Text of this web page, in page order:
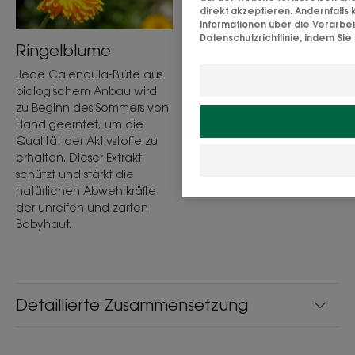
Detaillierte Zusammensetzung
Ringelblume
Jede Calendula-Blüte aus
biologischem Anbau wird
zu Beginn des Sommers von
Hand geerntet, um die
Qualität der Aktivstoffe zu
erhalten. Dieser Extrakt
schützt und stärkt die
natürlichen Abwehrkräfte
der unreifen und zarten
Babyhaut.
Aminosäure.
direkt akzeptieren. Andernfalls
Informationen über die
Datenschutzrichtlinie, indem